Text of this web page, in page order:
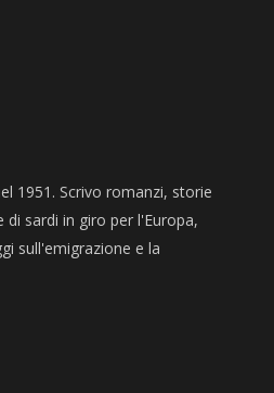
1951. Scrivo romanzi, storie
di sardi in giro per l'Europa,
sull'emigrazione e la